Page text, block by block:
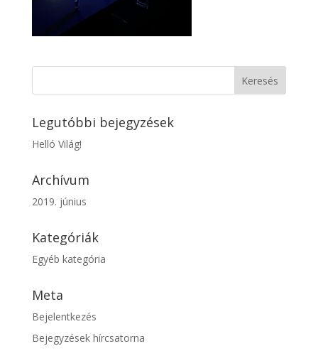
Legutóbbi bejegyzések
Helló Világ!
Archívum
2019. június
Kategóriák
Egyéb kategória
Meta
Bejelentkezés
Bejegyzések hírcsatorna